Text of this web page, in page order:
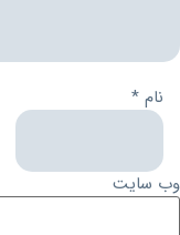
نام *
وب‌ سایت